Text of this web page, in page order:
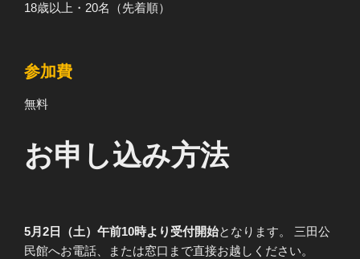
18歳以上・20名（先着順）
参加費
無料
お申し込み方法
5月2日（土）午前10時より受付開始となります。 三田公
民館へお電話、または窓口まで直接お越しください。